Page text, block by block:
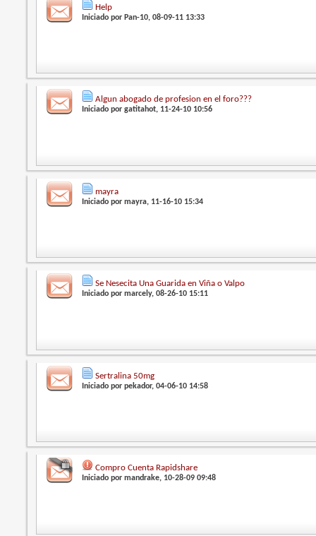
Help
Iniciado por Pan-10, 08-09-11 13:33
Algun abogado de profesion en el foro???
Iniciado porgatitahot, 11-24-10 10:56
mayra
Iniciado pormayra, 11-16-10 15:34
Se Nesecita Una Guarida en Viña o Valpo
Iniciado pormarcely, 08-26-10 15:11
Sertralina 50mg
Iniciado porpekador, 04-06-10 14:58
Compro Cuenta Rapidshare
Iniciado pormandrake, 10-28-09 09:48